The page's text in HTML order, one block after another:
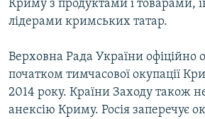
Криму з продуктами і товарами,
лідерами кримських татар.
Верховна Рада України офіційно
початком тимчасової окупації
2014 року. Країни Заходу також
анексію Криму. Росія заперечує